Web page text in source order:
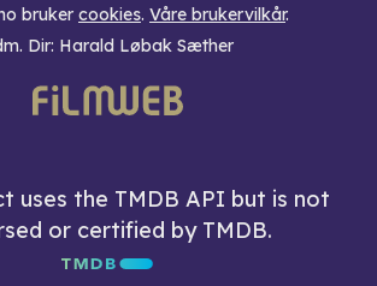
bruker cookies. Våre brukervilkår.
Dir: Harald Løbak Sæther
uses the TMDB API but is not
or certified by TMDB.